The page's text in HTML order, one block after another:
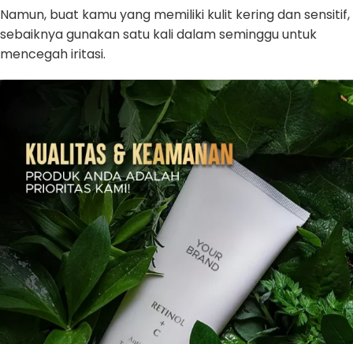
Namun, buat kamu yang memiliki kulit kering dan sensitif,
sebaiknya gunakan satu kali dalam seminggu untuk
mencegah iritasi.